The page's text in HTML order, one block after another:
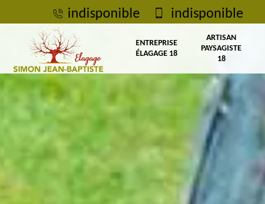
indisponible indisponible
ENTREPRISE
ÉLAGAGE 18
ARTISAN
PAYSAGISTE
18